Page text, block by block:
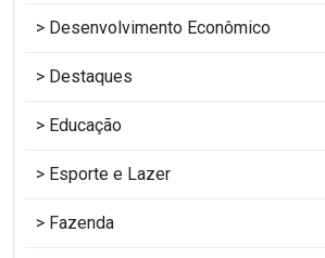
Desenvolvimento Econômico
Destaques
Educação
Esporte e Lazer
Fazenda